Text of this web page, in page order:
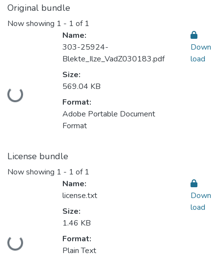
Original bundle
Now showing 1 - 1 of 1
Loading...
Name:
303-25924-
Blekte_Ilze_VadZ030183.pdf
Size:
569.04 KB
Format:
Adobe Portable Document
Format
Down
load
License bundle
Now showing 1 - 1 of 1
Loading...
Name:
license.txt
Size:
1.46 KB
Format:
Plain Text
Down
load